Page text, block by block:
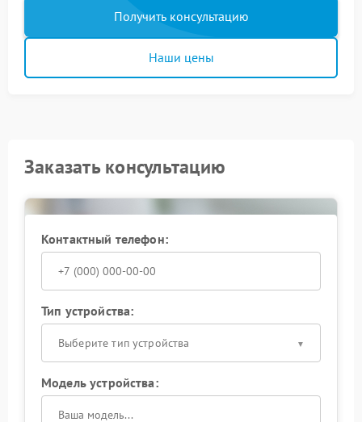
Получить консультацию
Наши цены
Заказать консультацию
Контактный телефон:
Тип устройства:
Выберите тип устройства
Модель устройства: